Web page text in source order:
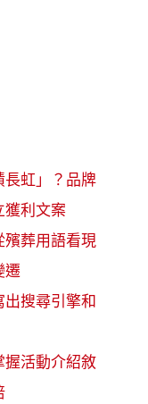
長虹」？品牌
獲利文案
殯葬用語看現
遷
搜尋引擎和
握活動介紹敘